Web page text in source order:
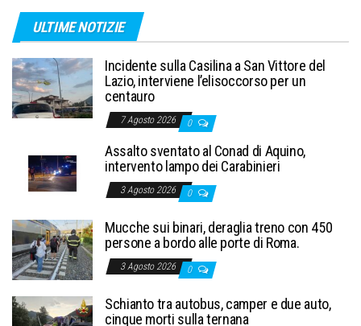
ULTIME NOTIZIE
Incidente sulla Casilina a San Vittore del
Lazio, interviene l’elisoccorso per un
centauro
7 Agosto 2026 0
Assalto sventato al Conad di Aquino,
intervento lampo dei Carabinieri
3 Agosto 2026 0
Mucche sui binari, deraglia treno con 450
persone a bordo alle porte di Roma.
3 Agosto 2026 0
Schianto tra autobus, camper e due auto,
cinque morti sulla ternana